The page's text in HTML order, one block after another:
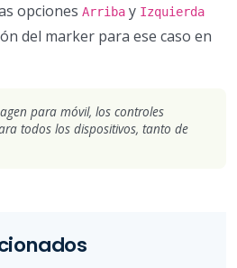
opciones Arriba y Izquierda
del marker para ese caso en
para móvil, los controles
todos los dispositivos, tanto de